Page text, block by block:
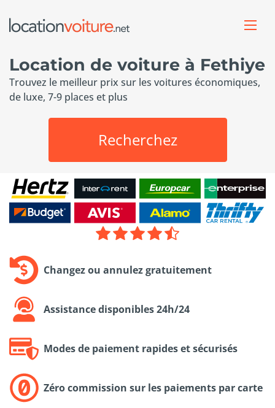
Location de voiture à Fethiye
Trouvez le meilleur prix sur les voitures économiques,
de luxe, 7-9 places et plus
Recherchez
Changez ou annulez gratuitement
Assistance disponibles 24h/24
Modes de paiement rapides et sécurisés
Zéro commission sur les paiements par carte